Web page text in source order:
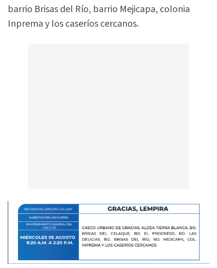
barrio Brisas del Río, barrio Mejicapa, colonia
Inprema y los caseríos cercanos.